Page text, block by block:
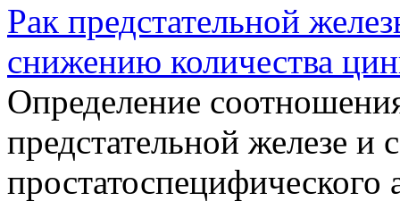
Рак предстательной
снижению количества
Определение
предстательной железе и